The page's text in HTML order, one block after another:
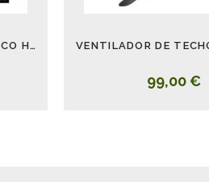
VENTILADOR HAYATE BLANCO HAYA 120 CM
99,00 €